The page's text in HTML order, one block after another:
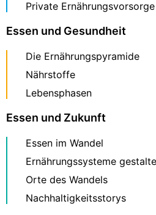
Private Ernährungsvorsorge
Essen und Gesundheit
Die Ernährungspyramide
Nährstoffe
Lebensphasen
Essen und Zukunft
Essen im Wandel
Ernährungssysteme
Orte des Wandels
Nachhaltigkeitsstorys